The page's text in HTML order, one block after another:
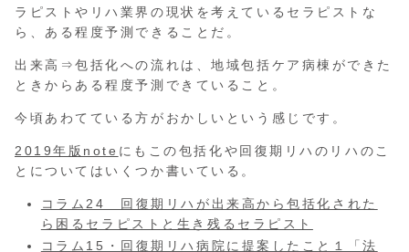
ラピストやリハ業界の現状を考えているセラピストな
ら、ある程度予測できることだ。
出来高⇒包括化への流れは、地域包括ケア病棟ができた
ときからある程度予測できていること。
今頃あわてている方がおかしいという感じです。
2019年版note にもこの包括化や回復期リハのリハのこ
とについてはいくつか書いている。
コラム24 回復期リハが出来高から包括化された
ら困るセラピストと生き残るセラピスト
コラム15・回復期リハ病院に提案したこと１「法